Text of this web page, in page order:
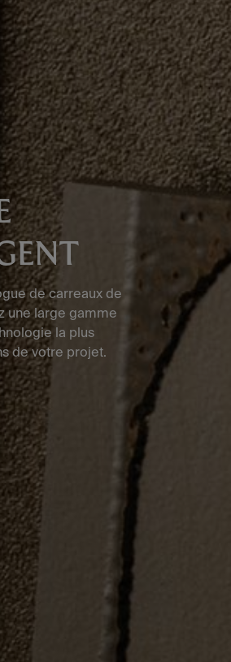
de carreaux de
une large gamme
la plus
de votre projet.